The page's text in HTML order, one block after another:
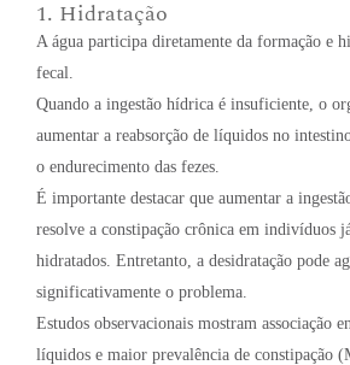
1. Hidratação
A água participa diretamente da formação e
fecal.
Quando a ingestão hídrica é insuficiente, o
aumentar a reabsorção de líquidos no
o endurecimento das fezes.
É importante destacar que aumentar a
resolve a constipação crônica em indivíduos
hidratados. Entretanto, a desidratação pode
significativamente o problema.
Estudos observacionais mostram associação
líquidos e maior prevalência de constipação